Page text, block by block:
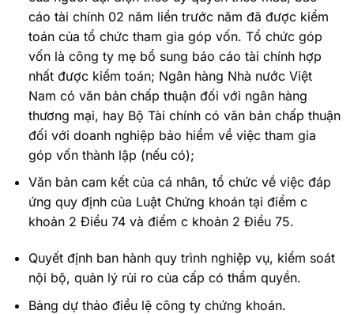
cáo tài chính 02 năm liền trước năm đã được kiểm
toán của tổ chức tham gia góp vốn. Tổ chức góp
vốn là công ty mẹ bổ sung báo cáo tài chính hợp
nhất được kiểm toán; Ngân hàng Nhà nước Việt
Nam có văn bản chấp thuận đối với ngân hàng
thương mại, hay Bộ Tài chính có văn bản chấp thuận
đối với doanh nghiệp bảo hiểm về việc tham gia
góp vốn thành lập (nếu có);
Văn bản cam kết của cá nhân, tổ chức về việc đáp
ứng quy định của Luật Chứng khoán tại điểm c
khoản 2 Điều 74 và điểm c khoản 2 Điều 75.
Quyết định ban hành quy trình nghiệp vụ, kiểm soát
nội bộ, quản lý rủi ro của cấp có thẩm quyền.
Bảng dự thảo điều lệ công ty chứng khoán.